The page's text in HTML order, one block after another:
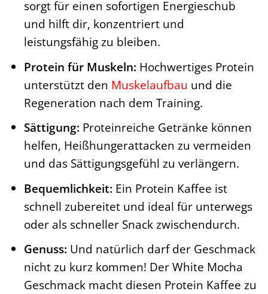
sorgt für einen sofortigen Energieschub
und hilft dir, konzentriert und
leistungsfähig zu bleiben.
Protein für Muskeln: Hochwertiges Protein
unterstützt den Muskelaufbau und die
Regeneration nach dem Training.
Sättigung: Proteinreiche Getränke können
helfen, Heißhungerattacken zu vermeiden
und das Sättigungsgefühl zu verlängern.
Bequemlichkeit: Ein Protein Kaffee ist
schnell zubereitet und ideal für unterwegs
oder als schneller Snack zwischendurch.
Genuss: Und natürlich darf der Geschmack
nicht zu kurz kommen! Der White Mocha
Geschmack macht diesen Protein Kaffee zu